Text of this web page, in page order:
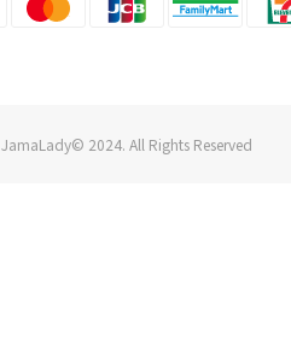
JamaLady© 2024. All Rights Reserved